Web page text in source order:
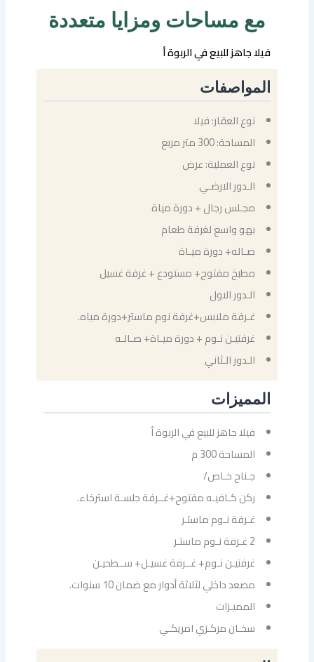
مع مساحات ومزايا متعددة
فيلا جاهز للبيع في الربوة أ
المواصفات
نوع العقار: فيلا
المساحة: 300 متر مربع
نوع العملية: عرض
الـدور الارضـي
مجـلس رجال + دورة مياة
بهو واسع لغرفة طعام
صـاله+ دورة ميـاة
مطبخ مفتوح+ مستودع + غرفة غسيل
الـدور الاول
غـرفة ملابس+غرفة نوم ماستر+دورة مياه.
غرفتيـن نـوم + دورة ميـاة+ صـالـه
الـدور الـثاني
المميزات
فيلا جاهز للبيع في الربوة أ
المساحة 300 م
جـناح خـاص/
ركن كـافيـه مفتوح+غــرفة جلسـة استرخاء.
غـرفة نـوم ماستـر
2 غـرفة نـوم ماستـر
غرفتيـن نـوم+ غــرفة غسيـل+ ســطحيـن
مصعد داخلي لثلاثة أدوار مع ضمان 10 سنوات.
المميـزات
سخـان مركـزي امريكـي